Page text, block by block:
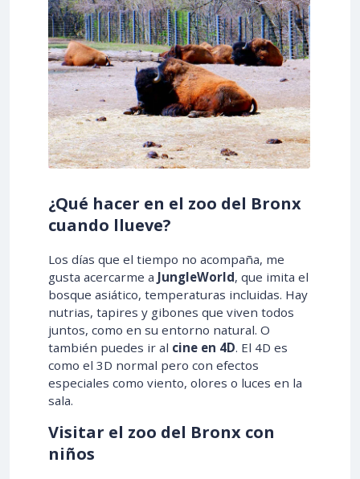
¿Qué hacer en el zoo del Bronx
cuando llueve?
Los días que el tiempo no acompaña, me
gusta acercarme a JungleWorld, que imita el
bosque asiático, temperaturas incluidas. Hay
nutrias, tapires y gibones que viven todos
juntos, como en su entorno natural. O
también puedes ir al cine en 4D. El 4D es
como el 3D normal pero con efectos
especiales como viento, olores o luces en la
sala.
Visitar el zoo del Bronx con
niños